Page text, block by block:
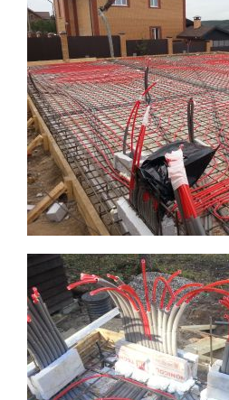
ПИЛОМАТЕРИАЛЫ
ПОКРЫТИЕ КРОВЛИ
УТЕПЛЕНИЕ